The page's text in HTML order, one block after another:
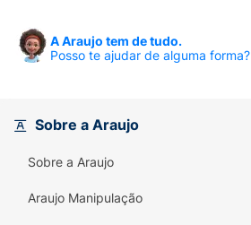
A Araujo tem de tudo.
Posso te ajudar de alguma forma?
Sobre a Araujo
Sobre a Araujo
Araujo Manipulação